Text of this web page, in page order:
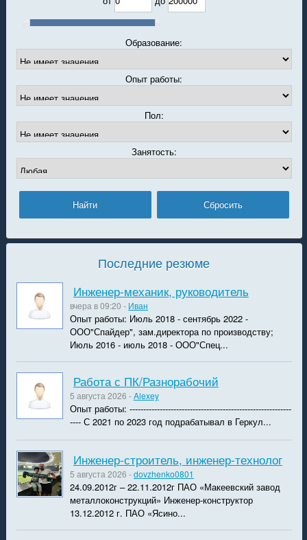
Образование:
Опыт работы:
Пол:
Занятость:
Последние резюме
Инженер-механик, руководитель
вчера в 09:20 - Иван
Опыт работы: Июль 2018 - сентябрь 2022 -
ООО"Спайдер", зам.директора по производству;
Июль 2016 - июль 2018 - ООО"Спец...
Работа с ПК/Разнорабочий
5 августа 2026 -Alexey
Опыт работы: -----------------------------------------------------------
---- С 2021 по 2023 год подрабатывал в Геркул...
Инженер-строитель, инженер-технолог
5 августа 2026 -dovzhenko0801
24.09.2012г – 22.11.2012г ПАО «Макеевский завод
металлоконструкций» Инженер-конструктор
13.12.2012 г. ПАО «Ясино...